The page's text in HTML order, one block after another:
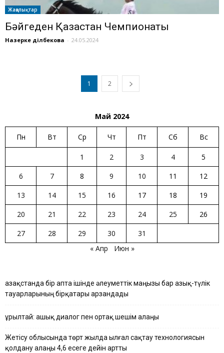
Жаңалықтар
Бәйгеден Қазақстан Чемпионаты
Назерке Әділбекова - 24.05.2024
1 2
Май 2024
Пн Вт Ср Чт Пт Сб Вс
1 2 3 4
5
6
7 8 9 10 11
12
13
14 15 16 17 18
19
20
21 22 23 24 25
26
27
28 29 30
31
« Апр
Июн »
Қазақстанда бір апта ішінде әлеуметтік маңызы бар азық-түлік
тауарларының бірқатары арзандады
Құрылтай: ашық диалог пен ортақ шешім алаңы
Жетісу облысында төрт жылда ылғал сақтау технологиясын
қолдану алаңы 4,6 есеге дейін артты